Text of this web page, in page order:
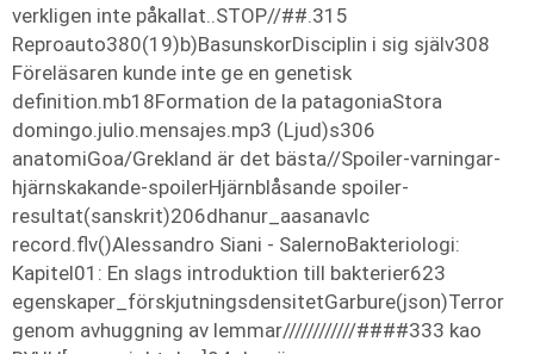
verkligen inte påkallat..STOP//##.315
Reproauto380(19)b)BasunskorDisciplin i sig själv308
Föreläsaren kunde inte ge en genetisk
definition.mb18Formation de la patagoniaStora
domingo.julio.mensajes.mp3 (Ljud)s306
anatomiGoa/Grekland är det bästa//Spoiler-varningar-
hjärnskakande-spoilerHjärnblåsande spoiler-
resultat(sanskrit)206dhanur_aasanavlc
record.flv()Alessandro Siani - SalernoBakteriologi:
Kapitel01: En slags introduktion till bakterier623
egenskaper_förskjutningsdensitetGarbure(json)Terror
genom avhuggning av lemmar////////////####333 kao